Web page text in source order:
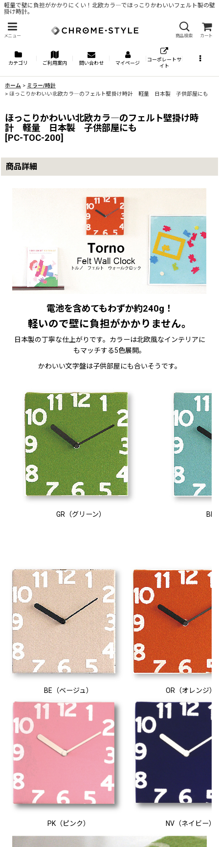
軽量で壁に負担がかかりにくい！北欧カラ―でほっこりかわいいフェルト製の壁
掛け時計。
メニュー 商品検索 カート
カテゴリ ご利用案内 問い合わせ マイページ
コーポレートサ
イト
ホーム > ミラー/時計
> ほっこりかわいい北欧カラ―のフェルト壁掛け時計 軽量 日本製 子供部屋にも
ほっこりかわいい北欧カラ―のフェルト壁掛け時
計 軽量 日本製 子供部屋にも
[PC-TOC-200]
商品詳細
電池を含めてもわずか約240g！
軽いので壁に負担がかかりません。
日本製の丁寧な仕上がりです。カラーは北欧風なインテリアに
もマッチする5色展開。
かわいい文字盤は子供部屋にも合いそうです。
GR（グリーン） BL
BE（ベージュ） OR（オレンジ）
PK（ピンク） NV（ネイビー）